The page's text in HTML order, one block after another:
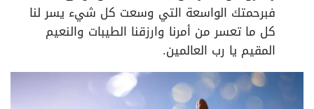
فبرحمتك الواسعة التي وسعت كل شيء يسر لنا
كل ما تعسر من أمرنا وارزقنا الطيبات والنعيم
المقيم يا رب العالمين.